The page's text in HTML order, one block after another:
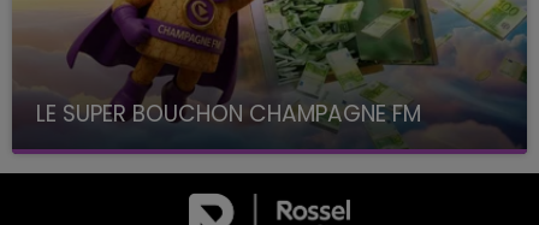
LE SUPER BOUCHON CHAMPAGNE FM
avec La Famille Champagne FM, à 8H10